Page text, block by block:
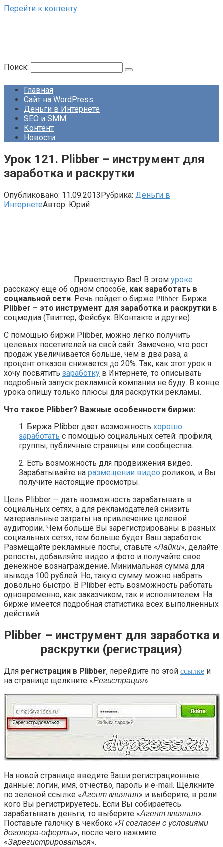
Перейти к контенту
Поиск:
Главная
Сайт на WordPress
Деньги в Интернете
SEO и SMM
Контент
Новости
Урок 121. Plibber – инструмент для
заработка и раскрутки
Опубликовано: 11.09.2013Рубрика: Деньги в
ИнтернетеАвтор: Юрий
Приветствую Вас! В этом уроке
расскажу еще об одном способе, как заработать в
социальной сети. Речь пойдет о бирже Plibber. Биржа
Plibber – это инструмент для заработка и раскрутки в
соцмедиа (Твиттер, Фейсбук, ВКонтакте и другие).
С помощью биржи Plibber, можно легко получить
целевых посетителей на свой сайт. Замечено, что рост
продаж увеличивается больше, чем в два раза, а
процент отказов снижается до 20%. Так, как этот урок я
хочу посвятить заработку в Интернете, то описывать
подробный запуск рекламной компании не буду. В конце
урока опишу только плюсы для раскрутки рекламы.
Что такое Plibber? Важные особенности биржи:
1. Биржа Plibber дает возможность хорошо
заработать с помощью социальных сетей: профиля,
группы, публичные страницы или сообщества.
2. Есть возможность для продвижения видео.
Зарабатывайте на размещении видео роликов, и Вы
получите настоящие просмотры.
Цель Plibber — дать возможность зарабатывать в
социальных сетях, а для рекламодателей снизить
материальные затраты на привлечение целевой
аудитории. Чем больше Вы зарегистрированы в разных
социальных сетях, тем больше будет Ваш заработок.
Размещайте рекламные посты, ставьте «Лайки», делайте
репосты, добавляйте видео и фото и получайте свое
денежное вознаграждение. Минимальная сумма для
вывода 100 рублей. Но, такую сумму можно набрать
довольно быстро. В Plibber есть возможность работать
одновременно, как заказчиком, так и исполнителем. На
бирже имеется подробная статистика всех выполненных
действий.
Plibber – инструмент для заработка и
раскрутки (регистрация)
Для регистрации в Plibber, перейдите по этой ссылке и
на странице щелкните «Регистрация».
На новой странице введите Ваши регистрационные
данные: логин, имя, отчество, пароль и e-mail. Щелкните
по зеленой ссылке «Агент влияния» и выберите, в роли
кого Вы регистрируетесь. Если Вы собираетесь
зарабатывать деньги, то выберите «Агент влияния».
Поставьте галочку в чекбокс «Я согласен с условиями
договора-оферты», после чего нажмите
«Зарегистрироваться».